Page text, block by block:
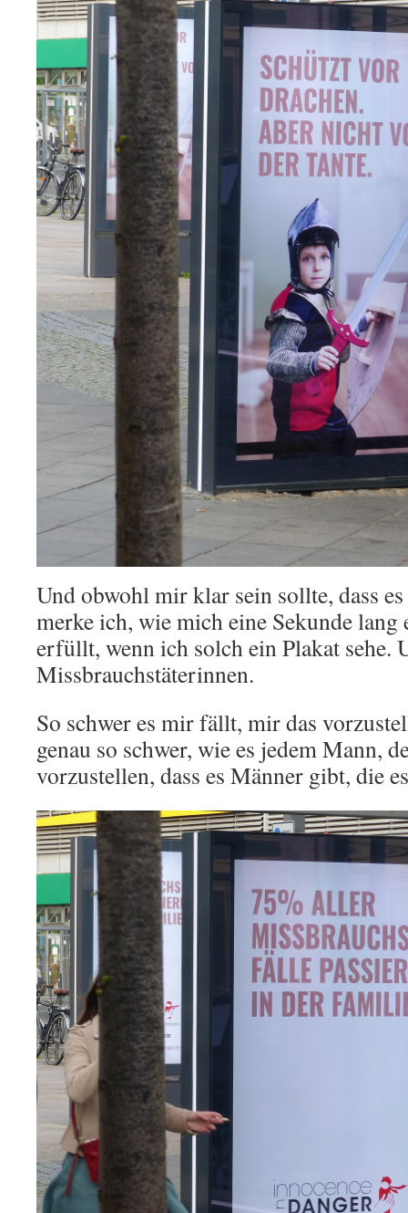
Und obwohl mir klar sein sollte, dass
merke ich, wie mich eine Sekunde
erfüllt, wenn ich solch ein Plakat sehe.
Missbrauchstäterinnen.
So schwer es mir fällt, mir das
genau so schwer, wie es jedem Mann,
vorzustellen, dass es Männer gibt, die